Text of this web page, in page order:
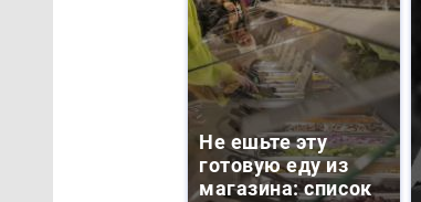
Не ешьте эту
готовую еду из
магазина: список